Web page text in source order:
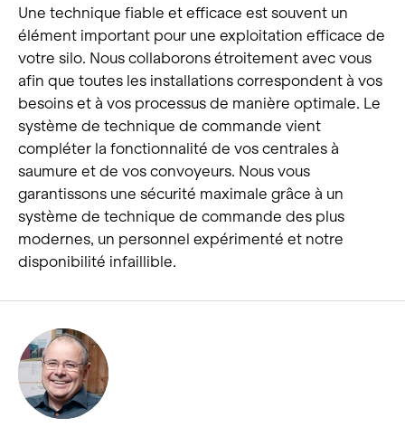
Une technique fiable et efficace est souvent un
élément important pour une exploitation efficace de
votre silo. Nous collaborons étroitement avec vous
afin que toutes les installations correspondent à vos
besoins et à vos processus de manière optimale. Le
système de technique de commande vient
compléter la fonctionnalité de vos centrales à
saumure et de vos convoyeurs. Nous vous
garantissons une sécurité maximale grâce à un
système de technique de commande des plus
modernes, un personnel expérimenté et notre
disponibilité infaillible.